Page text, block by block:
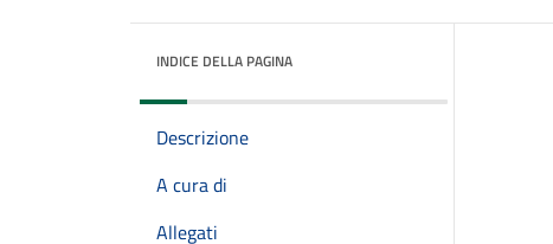
INDICE DELLA PAGINA
Descrizione
A cura di
Allegati